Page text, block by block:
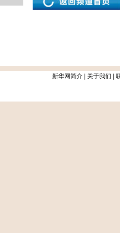
新华网简介 关于我们